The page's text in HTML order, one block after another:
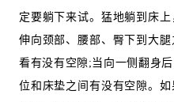
定要躺下来试。猛地躺到床
伸向颈部、腰部、臀下到大
看有没有空隙;当向一侧翻身
位和床垫之间有没有空隙。